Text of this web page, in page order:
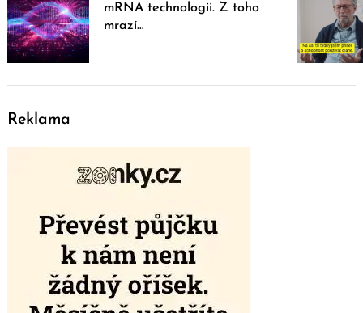
mRNA technologii. Z toho
mrazí…
Reklama